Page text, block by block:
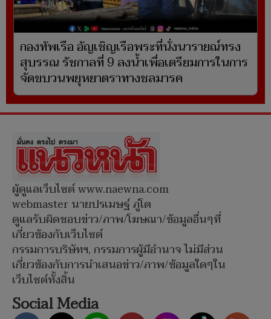
กองทัพเรือ อัญเชิญเรือพระที่นั่งนารายณ์ทรง
สุบรรณ รัชกาลที่ 9 ลงน้ำเพื่อเตรียมการในการ
จัดขบวนพยุหยาตราทางชลมารค
ผู้ดูแลเว็บไซต์ www.naewna.com
webmaster นายปรเมษฐ์ ภู่โต
ดูแลรับผิดชอบข่าว/ภาพ/โฆษณา/ข้อมูลอื่นๆที่
เกี่ยวข้องกับเว็บไซต์
กรรมการบริษัทฯ, กรรมการผู้มีอำนาจ ไม่มีส่วน
เกี่ยวข้องกับการนำเสนอข่าว/ภาพ/ข้อมูลใดๆใน
เว็บไซต์ทั้งสิ้น
Social Media